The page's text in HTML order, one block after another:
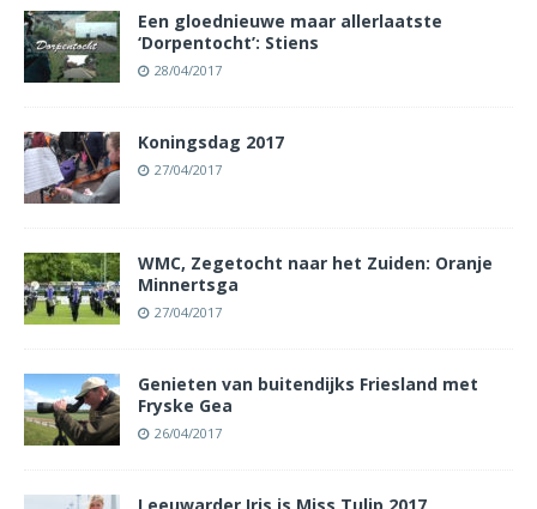
Een gloednieuwe maar allerlaatste
‘Dorpentocht’: Stiens
28/04/2017
Koningsdag 2017
27/04/2017
WMC, Zegetocht naar het Zuiden: Oranje
Minnertsga
27/04/2017
Genieten van buitendijks Friesland met
Fryske Gea
26/04/2017